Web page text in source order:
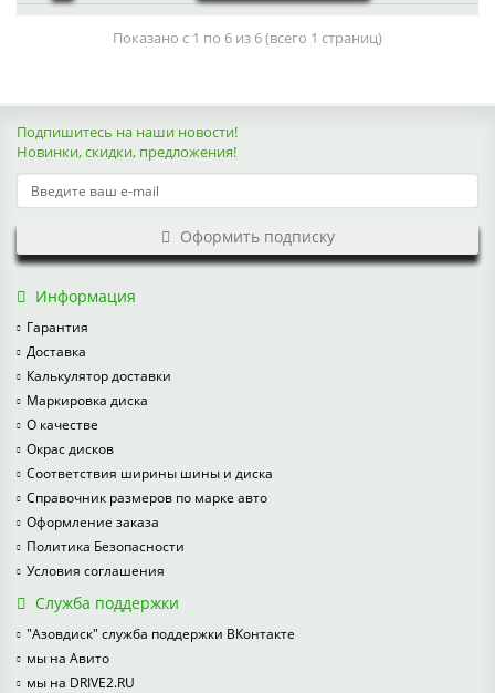
Показано с 1 по 6 из 6 (всего 1 страниц)
Подпишитесь на наши новости!
Новинки, скидки, предложения!
Оформить подписку
Информация
Гарантия
Доставка
Калькулятор доставки
Маркировка диска
О качестве
Окрас дисков
Соответствия ширины шины и диска
Справочник размеров по марке авто
Оформление заказа
Политика Безопасности
Условия соглашения
Служба поддержки
"Азовдиск" служба поддержки ВКонтакте
мы на Авито
мы на DRIVE2.RU